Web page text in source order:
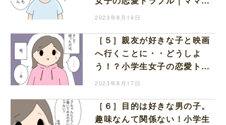
場マンガ
2023年8月16日
［５］親友が好きな子と映画
へ行くことに・・どうしよ
う！？小学生女子の恋愛トラ
ブル｜ママ広場マンガ
2023年8月17日
［６］目的は好きな男の子。
趣味なんて関係ない！小学生